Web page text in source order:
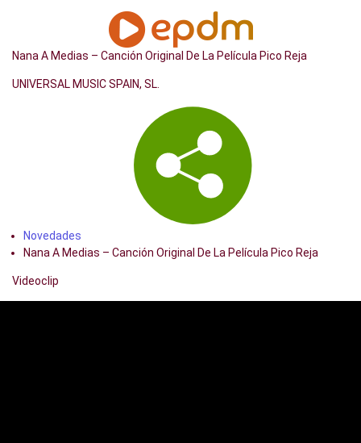
Nana A Medias – Canción Original De La Película Pico Reja
UNIVERSAL MUSIC SPAIN, SL.
Novedades
Nana A Medias – Canción Original De La Película Pico Reja
Videoclip